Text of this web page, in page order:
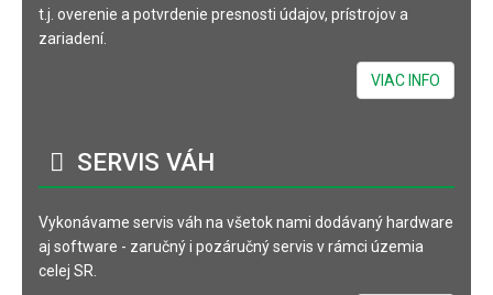
t.j. overenie a potvrdenie presnosti údajov, prístrojov a
zariadení.
VIAC INFO
SERVIS VÁH
Vykonávame servis váh na všetok nami dodávaný hardware
aj software - zaručný i pozáručný servis v rámci územia
celej SR.